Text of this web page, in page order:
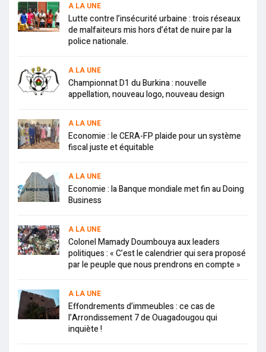
A LA UNE
Lutte contre l’insécurité urbaine : trois réseaux
de malfaiteurs mis hors d’état de nuire par la
police nationale.
A LA UNE
Championnat D1 du Burkina : nouvelle
appellation, nouveau logo, nouveau design
A LA UNE
Economie : le CERA-FP plaide pour un système
fiscal juste et équitable
A LA UNE
Economie : la Banque mondiale met fin au Doing
Business
A LA UNE
Colonel Mamady Doumbouya aux leaders
politiques : « C’est le calendrier qui sera proposé
par le peuple que nous prendrons en compte »
A LA UNE
Effondrements d’immeubles : ce cas de
l’Arrondissement 7 de Ouagadougou qui
inquiète !